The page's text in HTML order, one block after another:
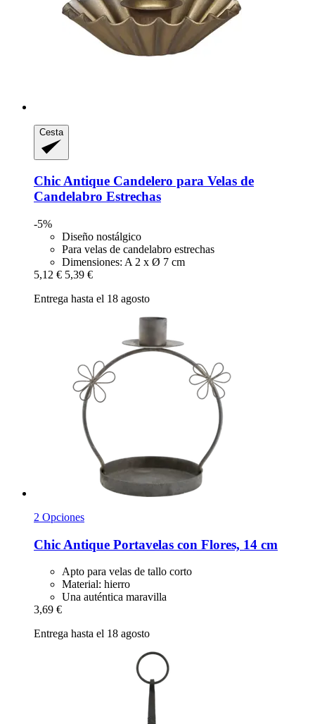
Cesta
Chic Antique Candelero para Velas de
Candelabro Estrechas
-5%
Diseño nostálgico
Para velas de candelabro estrechas
Dimensiones: A 2 x Ø 7 cm
5,12 € 5,39 €
Entrega hasta el 18 agosto
2 Opciones
Chic Antique Portavelas con Flores, 14 cm
Apto para velas de tallo corto
Material: hierro
Una auténtica maravilla
3,69 €
Entrega hasta el 18 agosto